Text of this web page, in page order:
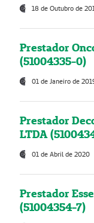
18 de Outubro de
Prestador
(51004335-0)
01 de Janeiro de
Prestador
LTDA
01 de Abril de 2020
Prestador
(51004354-7)